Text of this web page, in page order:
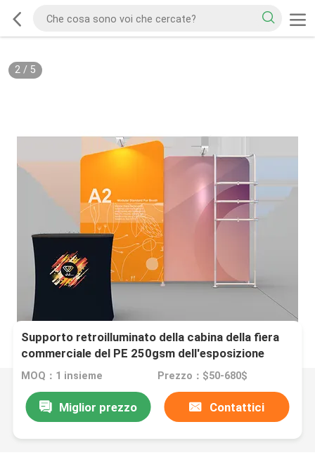
2/ 5
Supporto retroilluminato della cabina della fiera
commerciale del PE 250gsm dell'esposizione
modulare di mostra che accende 3X3
MOQ：1 insieme Prezzo：$50-680$
Miglior prezzo Contattici